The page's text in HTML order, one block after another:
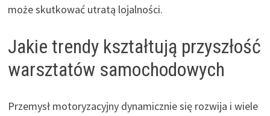
może skutkować utratą lojalności.
Jakie trendy kształtują przyszłość
warsztatów samochodowych
Przemysł motoryzacyjny dynamicznie się rozwija i wiele